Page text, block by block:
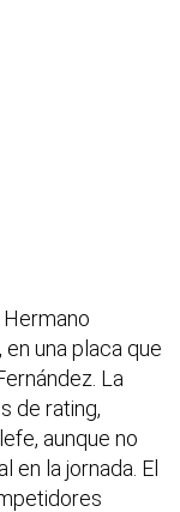
una placa que
La
de rating,
aunque no
en la jornada. El